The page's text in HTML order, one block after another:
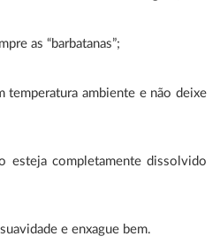
as “barbatanas”;
temperatura ambiente e não deixe
esteja completamente dissolvido
e enxague bem.